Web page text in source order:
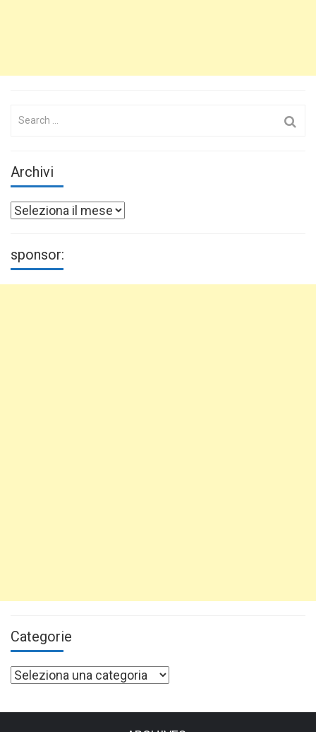
Search
Archivi
Archivi
sponsor:
Categorie
Categorie